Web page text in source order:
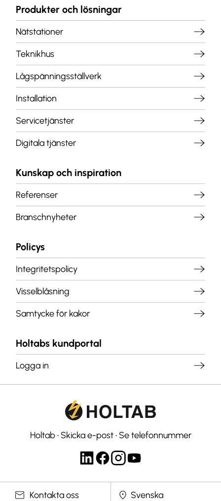
Produkter och lösningar
Nätstationer
Teknikhus
Lågspänningsställverk
Installation
Servicetjänster
Digitala tjänster
Kunskap och inspiration
Referenser
Branschnyheter
Policys
Integritetspolicy
Visselblåsning
Samtycke för kakor
Holtabs kundportal
Logga in
Holtab• Skicka e-post• Se telefonnummer
Kontakta oss
Välj språk